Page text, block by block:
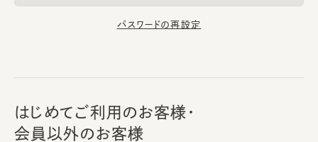
パスワードの再設定
はじめてご利用のお客様・
会員以外のお客様